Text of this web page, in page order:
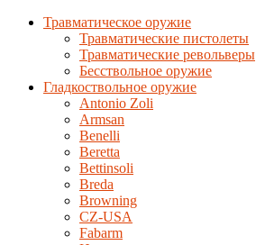
Травматическое оружие
Травматические пистолеты
Травматические револьверы
Бесствольное оружие
Гладкоствольное оружие
Antonio Zoli
Armsan
Benelli
Beretta
Bettinsoli
Breda
Browning
CZ-USA
Fabarm